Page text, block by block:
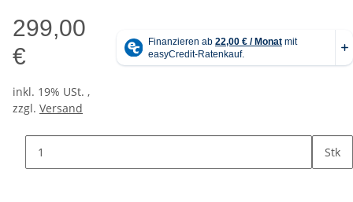
299,00
€
inkl. 19% USt. ,
zzgl. Versand
Stk